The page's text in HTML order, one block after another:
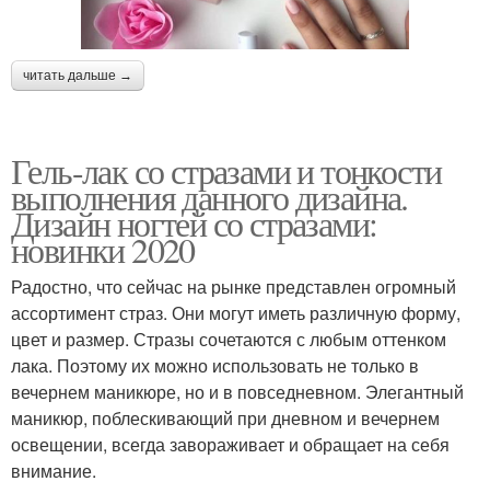
читать дальше →
Гель-лак со стразами и тонкости
выполнения данного дизайна.
Дизайн ногтей со стразами:
новинки 2020
Радостно, что сейчас на рынке представлен огромный
ассортимент страз. Они могут иметь различную форму,
цвет и размер. Стразы сочетаются с любым оттенком
лака. Поэтому их можно использовать не только в
вечернем маникюре, но и в повседневном. Элегантный
маникюр, поблескивающий при дневном и вечернем
освещении, всегда завораживает и обращает на себя
внимание.